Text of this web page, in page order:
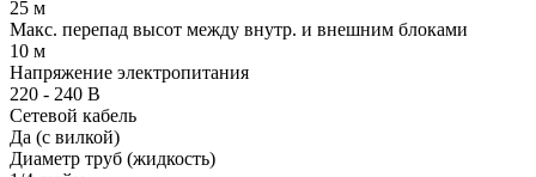
25 м
Макс. перепад высот между внутр. и внешним блоками
10 м
Напряжение электропитания
220 - 240 В
Сетевой кабель
Да (с вилкой)
Диаметр труб (жидкость)